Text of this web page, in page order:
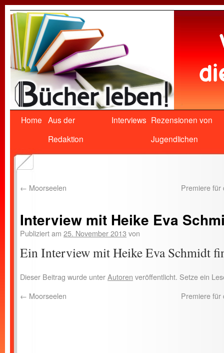
Home Aus der
Redaktion
Interviews Rezensionen von
Jugendlichen
← Moorseelen Premiere für
Interview mit Heike Eva
Publiziert am 25. November 2013 von
Ein Interview mit Heike Eva Schmidt
Dieser Beitrag wurde unterAutoren veröffentlicht. Setze ein
← Moorseelen Premiere für